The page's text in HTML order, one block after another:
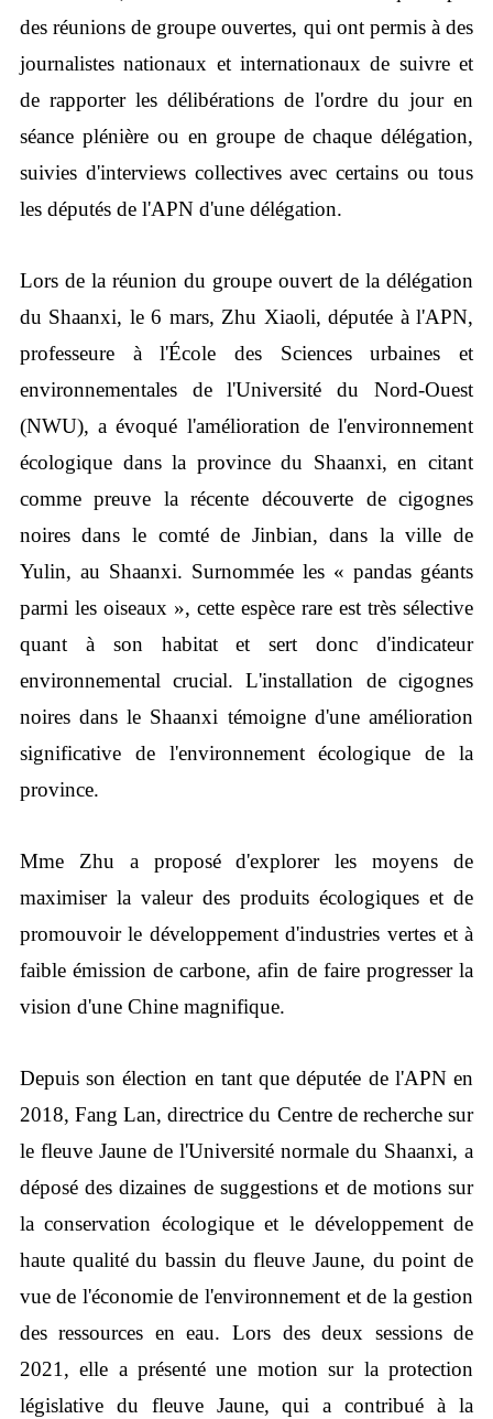
des réunions de groupe ouvertes, qui ont permis à des
journalistes nationaux et internationaux de suivre et
de rapporter les délibérations de l'ordre du jour en
séance plénière ou en groupe de chaque délégation,
suivies d'interviews collectives avec certains ou tous
les députés de l'APN d'une délégation.
Lors de la réunion du groupe ouvert de la délégation
du Shaanxi, le 6 mars, Zhu Xiaoli, députée à l'APN,
professeure à l'École des Sciences urbaines et
environnementales de l'Université du Nord-Ouest
(NWU), a évoqué l'amélioration de l'environnement
écologique dans la province du Shaanxi, en citant
comme preuve la récente découverte de cigognes
noires dans le comté de Jinbian, dans la ville de
Yulin, au Shaanxi. Surnommée les « pandas géants
parmi les oiseaux », cette espèce rare est très sélective
quant à son habitat et sert donc d'indicateur
environnemental crucial. L'installation de cigognes
noires dans le Shaanxi témoigne d'une amélioration
significative de l'environnement écologique de la
province.
Mme Zhu a proposé d'explorer les moyens de
maximiser la valeur des produits écologiques et de
promouvoir le développement d'industries vertes et à
faible émission de carbone, afin de faire progresser la
vision d'une Chine magnifique.
Depuis son élection en tant que députée de l'APN en
2018, Fang Lan, directrice du Centre de recherche sur
le fleuve Jaune de l'Université normale du Shaanxi, a
déposé des dizaines de suggestions et de motions sur
la conservation écologique et le développement de
haute qualité du bassin du fleuve Jaune, du point de
vue de l'économie de l'environnement et de la gestion
des ressources en eau. Lors des deux sessions de
2021, elle a présenté une motion sur la protection
législative du fleuve Jaune, qui a contribué à la